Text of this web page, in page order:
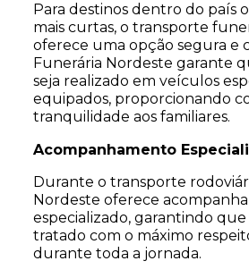
Para destinos dentro do país
mais curtas, o transporte
oferece uma opção segura e
Funerária Nordeste garante
seja realizado em veículos
equipados, proporcionando
tranquilidade aos familiares.
Acompanhamento
Durante o transporte
Nordeste oferece
especializado, garantindo que
tratado com o máximo
durante toda a jornada.